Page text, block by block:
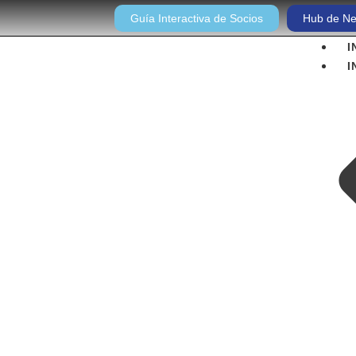
Guía Interactiva de Socios Hub de